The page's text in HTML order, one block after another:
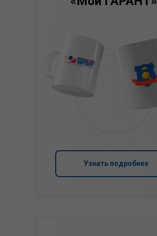
Узнать подробнее